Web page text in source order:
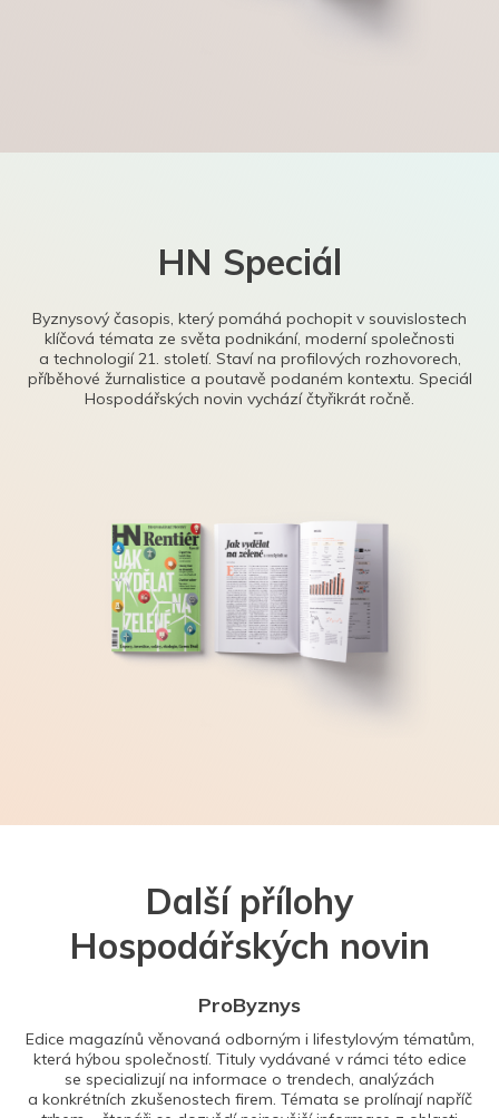
HN Speciál
Byznysový časopis, který pomáhá pochopit v souvislostech
klíčová témata ze světa podnikání, moderní společnosti
a technologií 21. století. Staví na profilových rozhovorech,
příběhové žurnalistice a poutavě podaném kontextu. Speciál
Hospodářských novin vychází čtyřikrát ročně.
Další přílohy
Hospodářských novin
ProByznys
Edice magazínů věnovaná odborným i lifestylovým tématům,
která hýbou společností. Tituly vydávané v rámci této edice
se specializují na informace o trendech, analýzách
a konkrétních zkušenostech firem. Témata se prolínají napříč